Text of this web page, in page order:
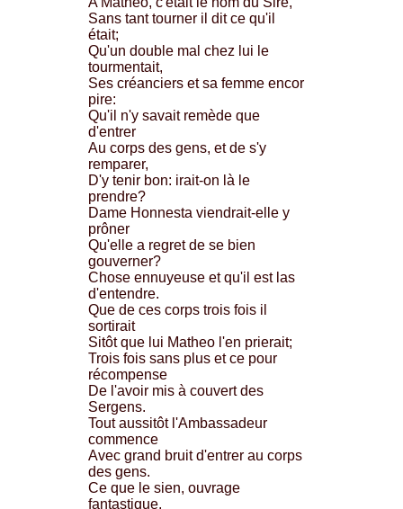
Sans tant tourner il dit ce qu'il
était;
Qu'un double mal chez lui le
tourmentait,
Ses créanciers et sa femme encor
pire:
Qu'il n'y savait remède que
d'entrer
Au corps des gens, et de s'y
remparer,
D'y tenir bon: irait-on là le
prendre?
Dame Honnesta viendrait-elle y
prôner
Qu'elle a regret de se bien
gouverner?
Chose ennuyeuse et qu'il est las
d'entendre.
Que de ces corps trois fois il
sortirait
Sitôt que lui Matheo l'en prierait;
Trois fois sans plus et ce pour
récompense
De l'avoir mis à couvert des
Sergens.
Tout aussitôt l'Ambassadeur
commence
Avec grand bruit d'entrer au corps
des gens.
Ce que le sien, ouvrage
fantastique,